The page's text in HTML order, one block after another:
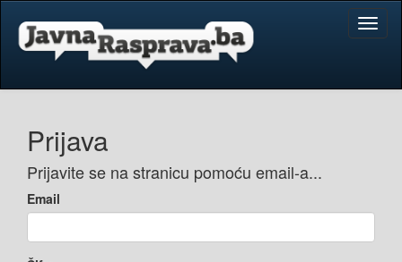
Prijava
Prijavite se na stranicu pomoću email-a...
Email